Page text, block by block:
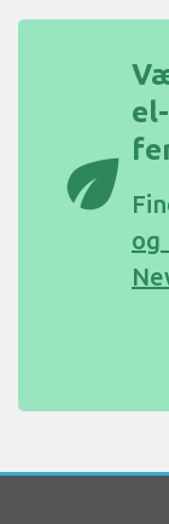
eco
og